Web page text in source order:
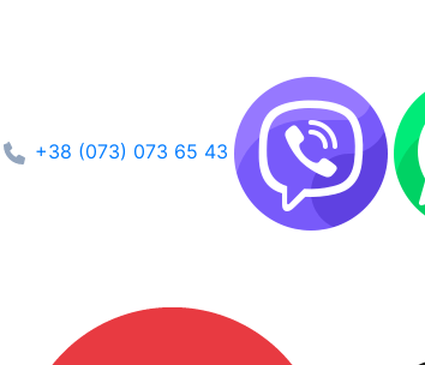
+38 (073) 073 65 43